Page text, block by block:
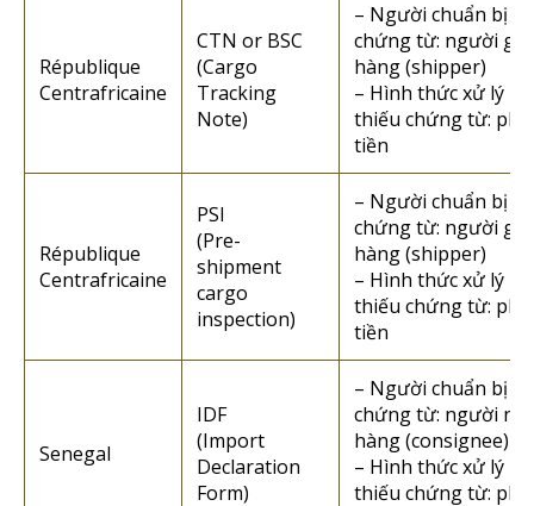
République
Centrafricaine
CTN or BSC
(Cargo
Tracking
Note)
– Người chuẩn bị
chứng từ: người gửi
hàng (shipper)
– Hình thức xử lý
thiếu chứng từ:
tiền
République
Centrafricaine
PSI
(Pre-
shipment
cargo
inspection)
– Người chuẩn bị
chứng từ: người gửi
hàng (shipper)
– Hình thức xử lý
thiếu chứng từ:
tiền
Senegal
IDF
(Import
Declaration
Form)
– Người chuẩn bị
chứng từ: người
hàng (consignee)
– Hình thức xử lý
thiếu chứng từ: